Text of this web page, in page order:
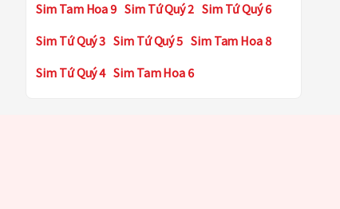
Sim Tam Hoa 9 Sim Tứ Quý 2 Sim Tứ Quý 6
Sim Tứ Quý 3 Sim Tứ Quý 5 Sim Tam Hoa 8
Sim Tứ Quý 4 Sim Tam Hoa 6